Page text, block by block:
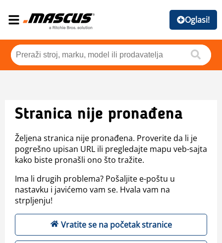
Oglasi!
Stranica nije pronađena
Željena stranica nije pronađena. Proverite da li je
pogrešno upisan URL ili pregledajte mapu veb-sajta
kako biste pronašli ono što tražite.
Ima li drugih problema? Pošaljite e-poštu u
nastavku i javićemo vam se. Hvala vam na
strpljenju!
Vratite se na početak stranice